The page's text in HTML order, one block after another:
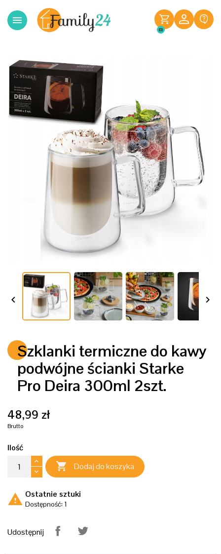

(0)
 
Szklanki termiczne do kawy
podwójne ścianki Starke
Pro Deira 300ml 2szt.
48,99 zł
Brutto
Ilość
 Dodaj do koszyka
warning Ostatnie sztuki
Dostępność: 1
Udostępnij